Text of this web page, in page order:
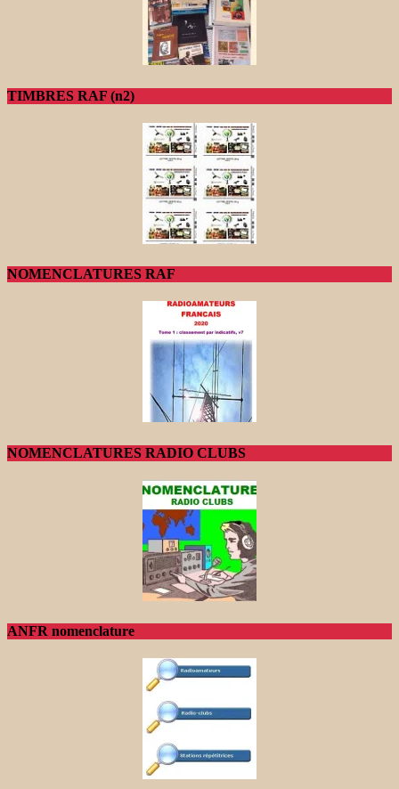
TIMBRES RAF (n2)
NOMENCLATURES RAF
NOMENCLATURES RADIO CLUBS
ANFR nomenclature